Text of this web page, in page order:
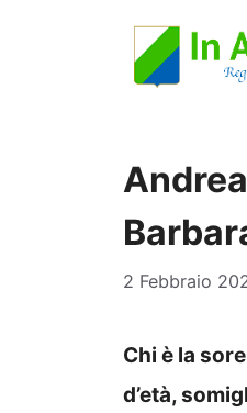
2 Febbraio
Chi è la
d’età,